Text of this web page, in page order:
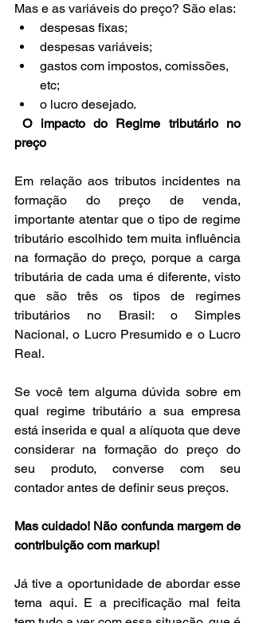
Mas e as variáveis do preço? São elas:
despesas fixas;
despesas variáveis;
gastos com impostos, comissões,
etc;
o lucro desejado.
O impacto do Regime tributário no
preço
Em relação aos tributos incidentes na
formação do preço de venda,
importante atentar que o tipo de regime
tributário escolhido tem muita influência
na formação do preço, porque a carga
tributária de cada uma é diferente, visto
que são três os tipos de regimes
tributários no Brasil: o Simples
Nacional, o Lucro Presumido e o Lucro
Real.
Se você tem alguma dúvida sobre em
qual regime tributário a sua empresa
está inserida e qual a alíquota que deve
considerar na formação do preço do
seu produto, converse com seu
contador antes de definir seus preços.
Mas cuidado! Não confunda margem de
contribuição com markup!
Já tive a oportunidade de abordar esse
tema aqui. E a precificação mal feita